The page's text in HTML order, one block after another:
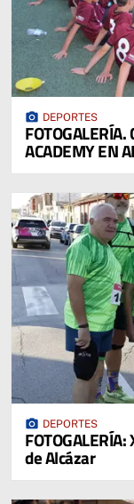
photo_camera DEPORTES
FOTOGALERÍA.
ACADEMY EN
photo_camera DEPORTES
de Alcázar